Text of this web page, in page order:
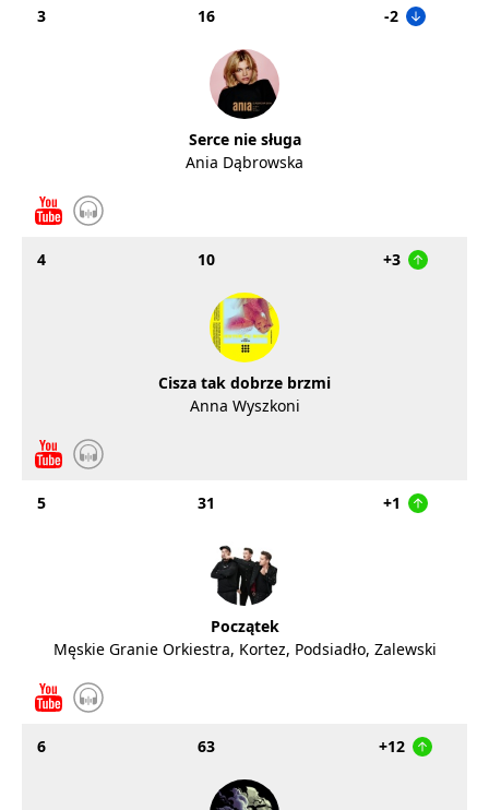
3 16 -2
Serce nie sługa
Ania Dąbrowska
4 10 +3
Cisza tak dobrze brzmi
Anna Wyszkoni
5 31 +1
Początek
Męskie Granie Orkiestra, Kortez, Podsiadło, Zalewski
6 63 +12